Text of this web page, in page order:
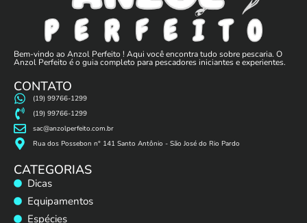
Bem-vindo ao Anzol Perfeito ! Aqui você encontra tudo sobre pescaria. O
Anzol Perfeito é o guia completo para pescadores iniciantes e experientes.
CONTATO
(19) 99766-1299
(19) 99766-1299
sac@anzolperfeito.com.br
Rua dos Possebon n° 141 Santo Antônio - São José do Rio Pardo
CATEGORIAS
Dicas
Equipamentos
Espécies